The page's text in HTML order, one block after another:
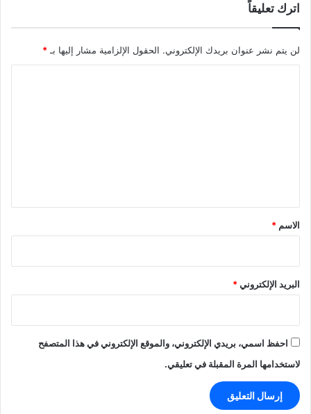
اترك تعليقاً
لن يتم نشر عنوان بريدك الإلكتروني. الحقول الإلزامية مشار إليها بـ *
*
الاسم *
البريد الإلكتروني*
احفظ اسمي، بريدي الإلكتروني، والموقع الإلكتروني في هذا المتصفح
لاستخدامها المرة المقبلة في تعليقي.